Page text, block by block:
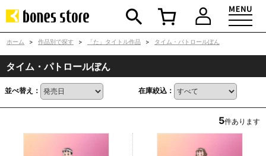
ホーム > 作品別で探す > 「た」タイトル作品 > タイム・パトロールぼん
タイム・パトロールぼん
並べ替え： 在庫絞込：
5件あります